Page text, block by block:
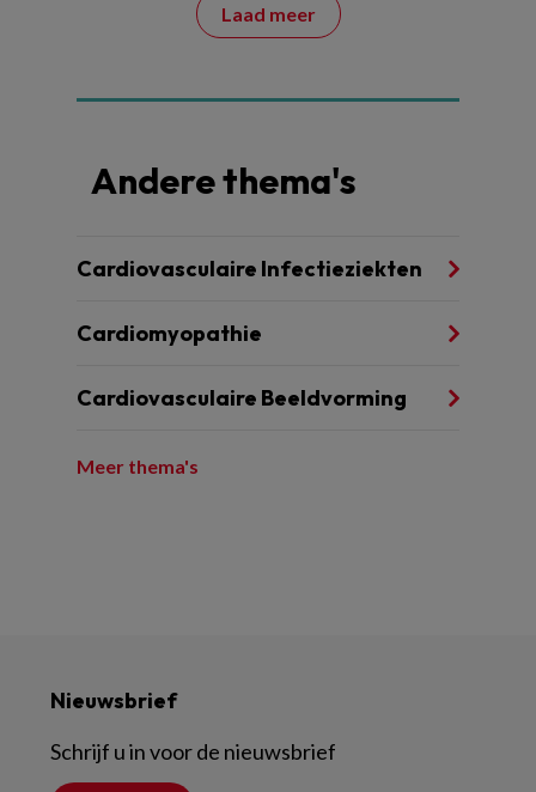
Laad meer
Andere thema's
Cardiovasculaire Infectieziekten
Cardiomyopathie
Cardiovasculaire Beeldvorming
Meer thema's
Nieuwsbrief
Schrijf u in voor de nieuwsbrief